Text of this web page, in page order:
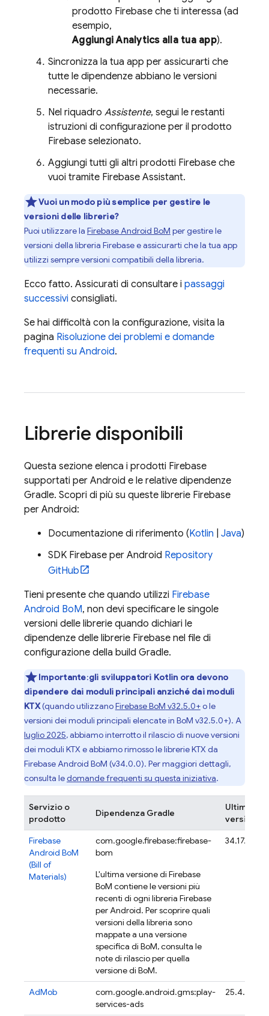
prodotto Firebase che ti interessa (ad
esempio,
AggiungiAnalyticsalla tua app).
Sincronizza la tua app per assicurarti che
tutte le dipendenze abbiano le versioni
necessarie.
Nel riquadro Assistente, segui le restanti
istruzioni di configurazione per il prodotto
Firebase selezionato.
Aggiungi tutti gli altri prodotti Firebase che
vuoi tramite Firebase Assistant.
Vuoi un modo più semplice per gestire le
versioni delle librerie?
Puoi utilizzare la Firebase Android BoM per gestire le
versioni della libreria Firebase e assicurarti che la tua app
utilizzi sempre versioni compatibili della libreria.
Ecco fatto. Assicurati di consultare i passaggi
successivi consigliati.
Se hai difficoltà con la configurazione, visita la
pagina Risoluzione dei problemi e domande
frequenti su Android.
Librerie disponibili
Questa sezione elenca i prodotti Firebase
supportati per Android e le relative dipendenze
Gradle. Scopri di più su queste librerie Firebase
per Android:
Documentazione di riferimento (Kotlin Java)
SDK Firebase per Android Repository
GitHub
Tieni presente che quando utilizzi Firebase
Android BoM, non devi specificare le singole
versioni delle librerie quando dichiari le
dipendenze delle librerie Firebase nel file di
configurazione della build Gradle.
Importante:gli sviluppatori Kotlin ora devono
dipendere dai moduli principali anziché dai moduli
KTX(quando utilizzanoFirebase BoM v32.5.0+o le
versioni dei moduli principali elencate in BoM v32.5.0+). A
luglio 2025, abbiamo interrotto il rilascio di nuove versioni
dei moduli KTX e abbiamo rimosso le librerie KTX da
Firebase Android BoM (v34.0.0). Per maggiori dettagli,
consulta ledomande frequenti su questa iniziativa.
Servizio o
prodotto
Dipendenza Gradle
Ultima
versione
Firebase
Android BoM
(Bill of
Materials)
com.google.firebase:firebase-
bom
L'ultima versione di Firebase
BoM contiene le versioni più
recenti di ogni libreria Firebase
per Android. Per scoprire quali
versioni della libreria sono
mappate a una versione
specifica di BoM, consulta le
note di rilascio per quella
versione di BoM.
34.17.0
AdMob
com.google.android.gms:play-
services-ads
25.4.0